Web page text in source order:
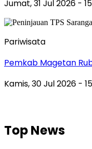
Jumat, 31 Jul 2026 -
Pariwisata
Pemkab Magetan
Kamis, 30 Jul 2026 -
Top News